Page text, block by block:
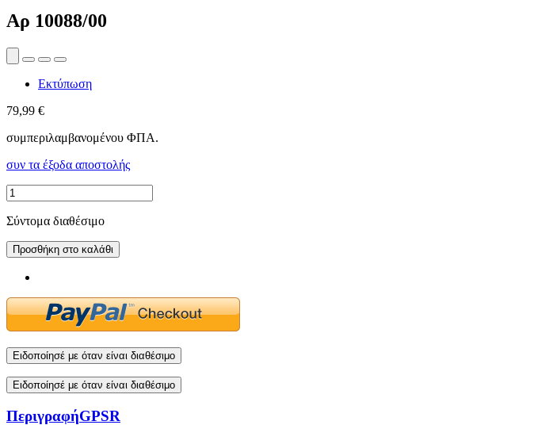
Αρ 10088/00
Εκτύπωση
79,99 €
συμπεριλαμβανομένου ΦΠΑ.
συν τα έξοδα αποστολής
Σύντομα διαθέσιμο
Προσθήκη στο καλάθι
Ειδοποίησέ με όταν είναι διαθέσιμο
Ειδοποίησέ με όταν είναι διαθέσιμο
ΠεριγραφήGPSR